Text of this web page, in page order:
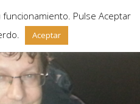
Pulse Aceptar
Aceptar